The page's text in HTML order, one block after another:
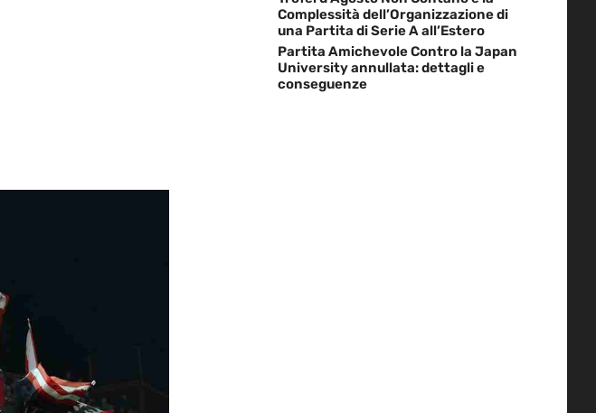
Complessità dell’Organizzazione di
una Partita di Serie A all’Estero
Partita Amichevole Contro la Japan
University annullata: dettagli e
conseguenze